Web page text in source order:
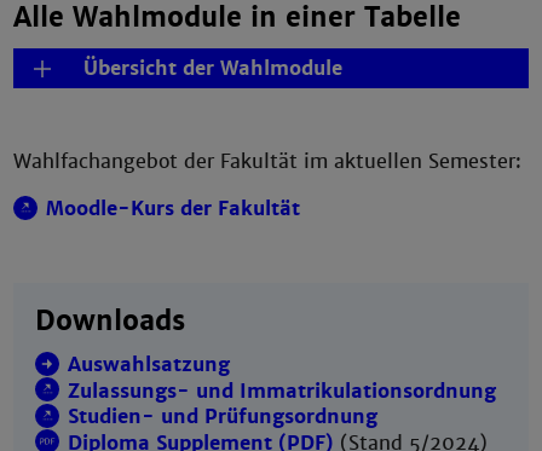
Alle Wahlmodule in einer Tabelle
Übersicht der Wahlmodule
Wahlfachangebot der Fakultät im aktuellen Semester:
Moodle-Kurs der Fakultät
Downloads
Auswahlsatzung
Zulassungs- und Immatrikulationsordnung
Studien- und Prüfungsordnung
Diploma Supplement (PDF) (Stand 5/2024)